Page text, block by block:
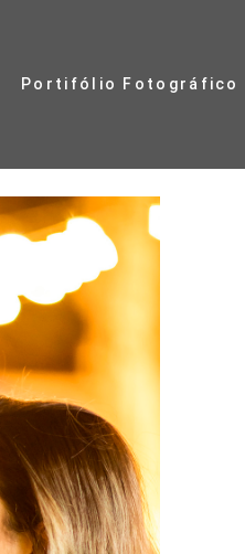
Portifólio Fotográfico